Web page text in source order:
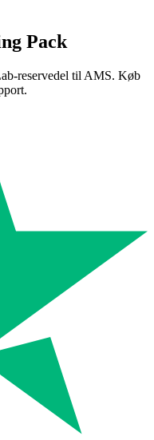
Pack
reservedel til AMS. Køb